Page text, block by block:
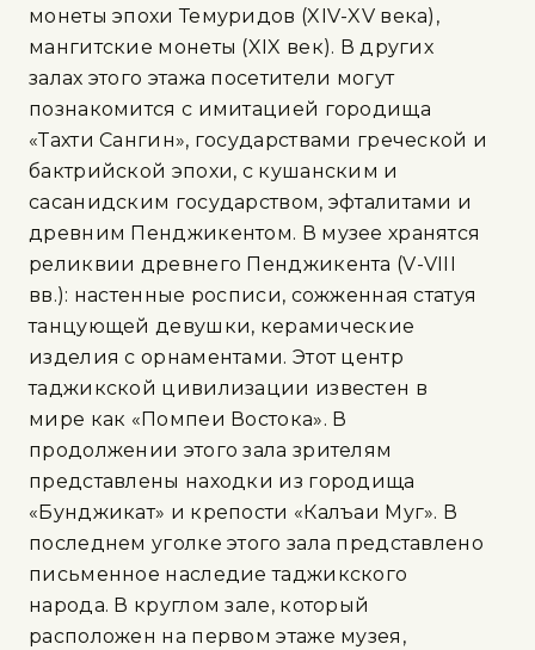
монеты эпохи Темуридов (XIV-XV века),
мангитские монеты (XIX век). В других
залах этого этажа посетители могут
познакомится с имитацией городища
«Тахти Сангин», государствами греческой и
бактрийской эпохи, с кушанским и
сасанидским государством, эфталитами и
древним Пенджикентом. В музее хранятся
реликвии древнего Пенджикента (V-VIII
вв.): настенные росписи, сожженная статуя
танцующей девушки, керамические
изделия с орнаментами. Этот центр
таджикской цивилизации известен в
мире как «Помпеи Востока». В
продолжении этого зала зрителям
представлены находки из городища
«Бунджикат» и крепости «Калъаи Муг». В
последнем уголке этого зала представлено
письменное наследие таджикского
народа. В круглом зале, который
расположен на первом этаже музея,